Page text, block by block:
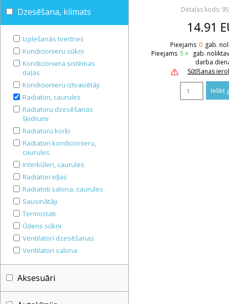
Dzesēšana, klimats
Izplešanās tvertnes
Kondicionieru sūkņi
Kondicioniera sistēmas
daļas
Kondicionieru iztvaicētāji
Radiatori, caurules
Radiatoru dzesēšanas
šķidrumi
Radiatoru korķi
Radiatori kondicionieru,
caurules
Interkūleri, caurules
Radiatori eļļas
Radiatoti salona, caurules
Sausinātāji
Termostati
Ūdens sūkņi
Ventilatori dzesēšanas
Ventilatori salona
Aksesuāri
Detaļas kods:
14.91
Pieejams 0 gab.
Pieejams 5 + gab.
darba
Sūtīšanas